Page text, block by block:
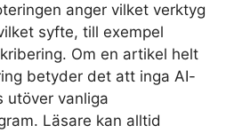
anger vilket verktyg
syfte, till exempel
Om en artikel helt
betyder det att inga AI-
utöver vanliga
Läsare kan alltid